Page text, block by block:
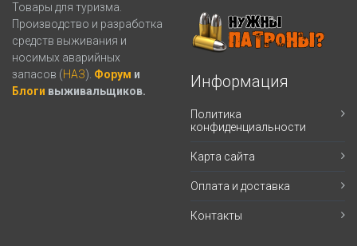
Товары для туризма.
Производство и разработка
средств выживания и
носимых аварийных
запасов (НАЗ). Форум и
Блоги выживальщиков.
Информация
Политика
конфиденциальности
Карта сайта
Оплата и доставка
Контакты